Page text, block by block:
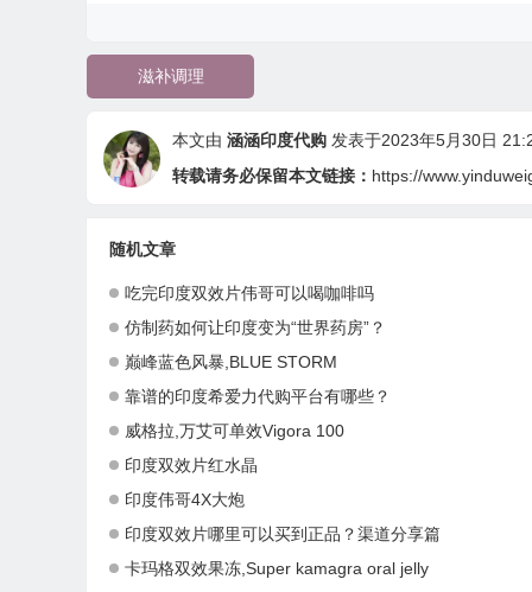
滋补调理
本文由 涵涵印度代购 发表于2023年5月30日
转载请务必保留本文链接： https://
随机文章
吃完印度双效片伟哥可以喝咖啡吗
仿制药如何让印度变为“世界药房”？
巅峰蓝色风暴,BLUE STORM
靠谱的印度希爱力代购平台有哪些？
威格拉,万艾可单效Vigora 100
印度双效片红水晶
印度伟哥4X大炮
印度双效片哪里可以买到正品？渠道分享篇
卡玛格双效果冻,Super kamagra oral jelly